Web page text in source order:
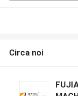
Circa noi